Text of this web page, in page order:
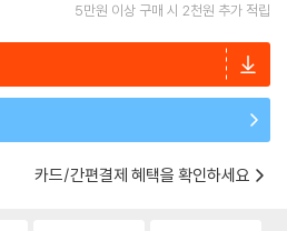
5만원 이상 구매 시 2천원 추가 적립
카드/간편결제 혜택을 확인하세요